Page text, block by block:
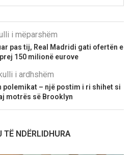
i mëparshëm
pas tij, Real Madridi gati ofertën e
150 milionë eurove
i ardhshëm
polemikat – një postim i ri shihet si
motrës së Brooklyn
TË NDËRLIDHURA